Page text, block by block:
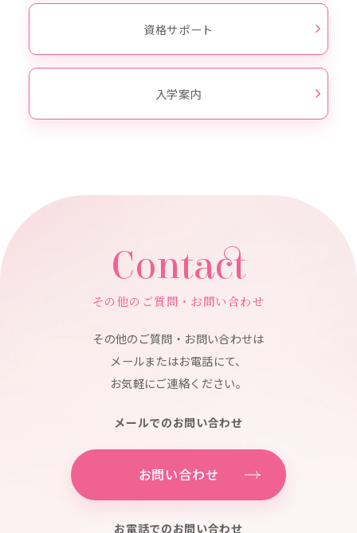
資格サポート
入学案内
Contact
その他のご質問・お問い合わせ
その他のご質問・お問い合わせは
メールまたはお電話にて、
お気軽にご連絡ください。
メールでのお問い合わせ
お問い合わせ
お電話でのお問い合わせ